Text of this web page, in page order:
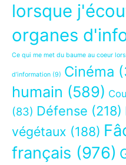
lorsque
organes
Ce qui me met du baume au coeur
d’information (9) Cinéma
humain (589)
(83) Défense (218)
végétaux (188)
français (976)